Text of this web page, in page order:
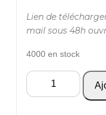
Lien de
mail sous 48h
4000 en stock